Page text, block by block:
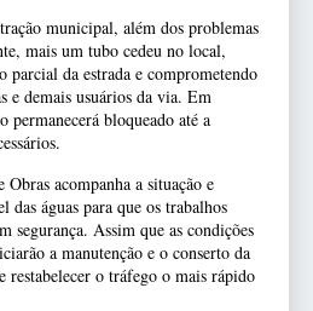
municipal, além dos problemas
mais um tubo cedeu no local,
parcial da estrada e comprometendo
e demais usuários da via. Em
permanecerá bloqueado até a
acompanha a situação e
das águas para que os trabalhos
segurança. Assim que as condições
a manutenção e o conserto da
restabelecer o tráfego o mais rápido